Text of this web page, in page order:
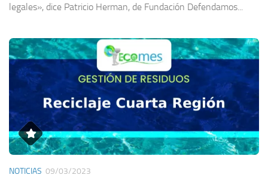
legales», dice Patricio Herman, de Fundación Defendamos...
NOTICIAS 09/03/2023